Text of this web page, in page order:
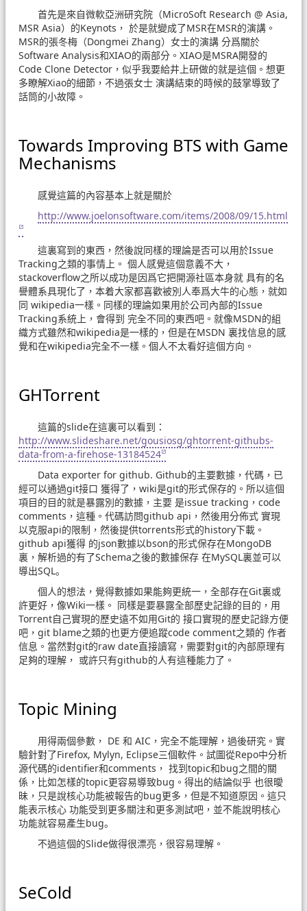
首先是來自微軟亞洲研究院（MicroSoft Research @ Asia,
MSR Asia）的Keynots， 於是就變成了MSR在MSR的演講。
MSR的張冬梅（Dongmei Zhang）女士的演講 分爲關於
Software Analysis和XIAO的兩部分。XIAO是MSRA開發的
Code Clone Detector，似乎我要給井上研做的就是這個。想更
多瞭解Xiao的細節，不過張女士 演講結束的時候的鼓掌導致了
話筒的小故障。
Towards Improving BTS with Game
Mechanisms
感覺這篇的內容基本上就是關於
http://www.joelonsoftware.com/items/2008/09/15.html
這裏寫到的東西，然後說同樣的理論是否可以用於Issue
Tracking之類的事情上。 個人感覺這個意義不大，
stackoverflow之所以成功是因爲它把開源社區本身就 具有的名
譽體系具現化了，本着大家都喜歡被別人奉爲大牛的心態，就如
同 wikipedia一樣。同樣的理論如果用於公司內部的Issue
Tracking系統上，會得到 完全不同的東西吧。就像MSDN的組
織方式雖然和wikipedia是一樣的，但是在MSDN 裏找信息的感
覺和在wikipedia完全不一樣。個人不太看好這個方向。
GHTorrent
這篇的slide在這裏可以看到：
http://www.slideshare.net/gousiosg/ghtorrent-githubs-
data-from-a-firehose-13184524
Data exporter for github. Github的主要數據，代碼，已
經可以通過git接口 獲得了，wiki是git的形式保存的。所以這個
項目的目的就是暴露別的數據，主要 是issue tracking，code
comments，這種。代碼訪問github api，然後用分佈式 實現
以克服api的限制，然後提供torrents形式的history下載。
github api獲得 的json數據以bson的形式保存在MongoDB
裏，解析過的有了Schema之後的數據保存 在MySQL裏並可以
導出SQL。
個人的想法，覺得數據如果能夠更統一，全部存在Git裏或
許更好，像Wiki一樣。 同樣是要暴露全部歷史記錄的目的，用
Torrent自己實現的歷史遠不如用Git的 接口實現的歷史記錄方便
吧，git blame之類的也更方便追蹤code comment之類的 作者
信息。當然對git的raw date直接讀寫，需要對git的內部原理有
足夠的理解， 或許只有github的人有這種能力了。
Topic Mining
用得兩個參數， DE 和 AIC，完全不能理解，過後研究。實
驗針對了Firefox, Mylyn, Eclipse三個軟件。試圖從Repo中分析
源代碼的identifier和comments， 找到topic和bug之間的關
係，比如怎樣的topic更容易導致bug。得出的結論似乎 也很曖
昧，只是說核心功能被報告的bug更多，但是不知道原因。這只
能表示核心 功能受到更多關注和更多測試吧，並不能說明核心
功能就容易產生bug。
不過這個的Slide做得很漂亮，很容易理解。
SeCold